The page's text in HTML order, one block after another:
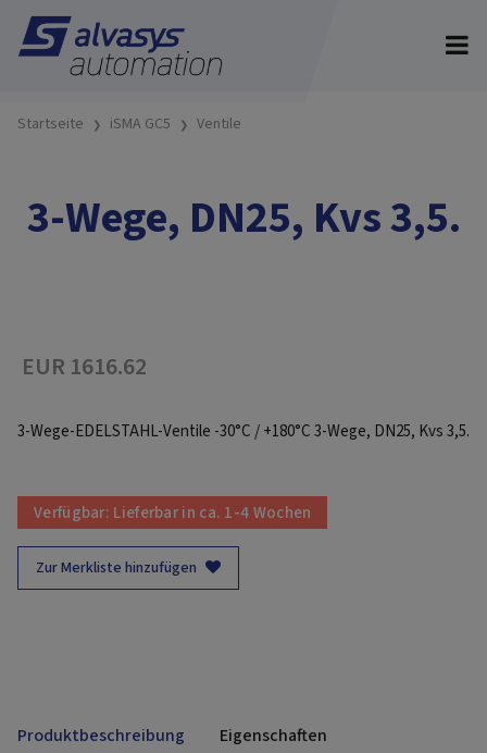
Startseite iSMA GC5 Ventile
3-Wege, DN25, Kvs 3,5.
EUR 1616.62
3-Wege-EDELSTAHL-Ventile -30°C / +180°C 3-Wege, DN25, Kvs 3,5.
Verfügbar: Lieferbar in ca. 1-4 Wochen
Zur Merkliste hinzufügen
Produktbeschreibung Eigenschaften